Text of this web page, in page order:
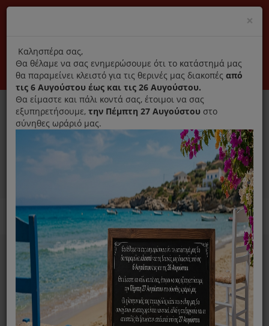
Αποκλειστικά γνήσια ανταλλακτικά
Σύνδεση Εγγραφή Εταιρεία Επικοινωνία
0
Ανταλλακτικά ηλεκτρικών συσκευών MENU
Home Καθαριστικό Για Πλυντήριο Ρούχων
ΦΊΛΤΡΑ Ταξινόμηση ανά:
×
title
Καλησπέρα σας,
Θα θέλαμε να σας ενημερώσουμε ότι το κατάστημά μας
θα παραμείνει κλειστό για τις θερινές μας διακοπές από
τις 6 Αυγούστου έως και τις 26 Αυγούστου.
Θα είμαστε και πάλι κοντά σας, έτοιμοι να σας
εξυπηρετήσουμε, την Πέμπτη 27 Αυγούστου στο
σύνηθες ωράριό μας.